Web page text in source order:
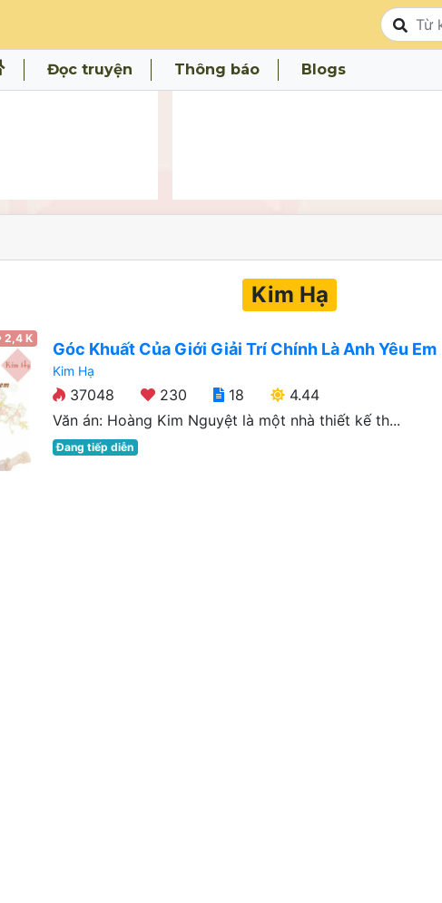
Đọc truyện Thông báo Blogs
Kim Hạ
2,4 K
Góc Khuất Của Giới Giải Trí Chính Là Anh Yêu Em
Kim Hạ
37048 230 18
4.44
Văn án: Hoàng Kim Nguyệt là một nhà thiết kế th...
Đang tiếp diễn